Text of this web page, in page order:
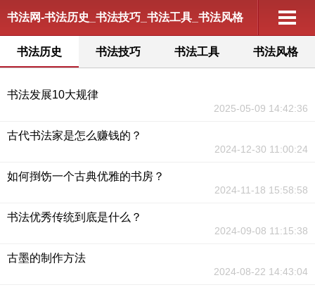
书法网-书法历史_书法技巧_书法工具_书法风格
书法历史 书法技巧 书法工具 书法风格
书法发展10大规律
2025-05-09 14:42:36
古代书法家是怎么赚钱的？
2024-12-30 11:00:24
如何捯饬一个古典优雅的书房？
2024-11-18 15:58:58
书法优秀传统到底是什么？
2024-09-08 11:15:38
古墨的制作方法
2024-08-22 14:43:04